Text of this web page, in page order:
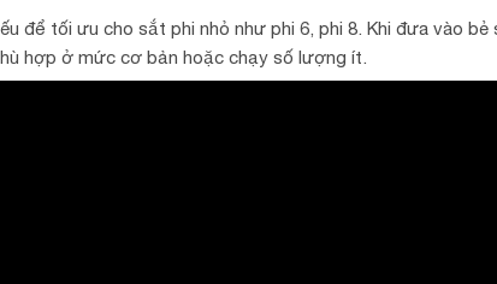
để tối ưu cho sắt phi nhỏ như phi 6, phi 8. Khi đưa vào bẻ
hợp ở mức cơ bản hoặc chạy số lượng ít.